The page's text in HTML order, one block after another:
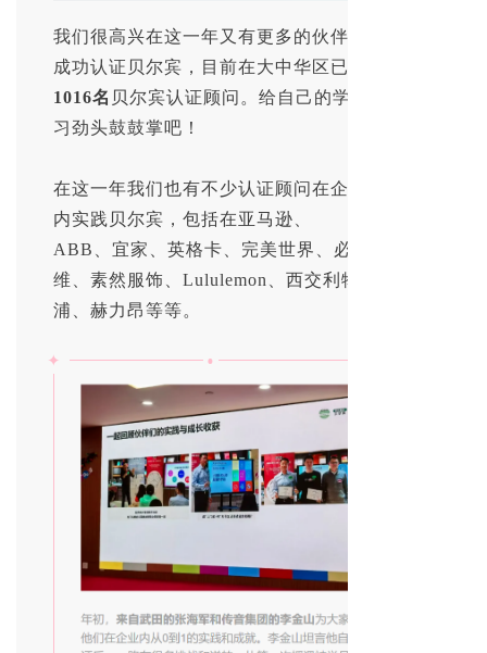
我们很高兴在这一年又有更多的伙伴们
成功认证贝尔宾，目前在大中华区已有
1016名 贝尔宾认证顾问。给自己的学
习劲头鼓鼓掌吧！
在这一年我们也有不少认证顾问在企业
内实践贝尔宾，包括在亚马逊、
ABB、宜家、英格卡、完美世界、必
维、素然服饰、Lululemon、西交利物
浦、赫力昂等等。
✦ •